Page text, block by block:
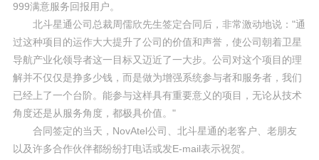
999满意服务回报用户。
北斗星通公司总裁周儒欣先生签定合同后，非常激动地说："通
过这种项目的运作大大提升了公司的价值和声誉，使公司朝着卫星
导航产业化领导者这一目标又迈近了一大步。公司对这个项目的理
解并不仅仅是挣多少钱，而是做为增强系统参与者和服务者，我们
已经上了一个台阶。能参与这样具有重要意义的项目，无论从技术
角度还是从服务角度，都极具价值。"
合同签定的当天，NovAtel公司、北斗星通的老客户、老朋友
以及许多合作伙伴都纷纷打电话或发E-mail表示祝贺。